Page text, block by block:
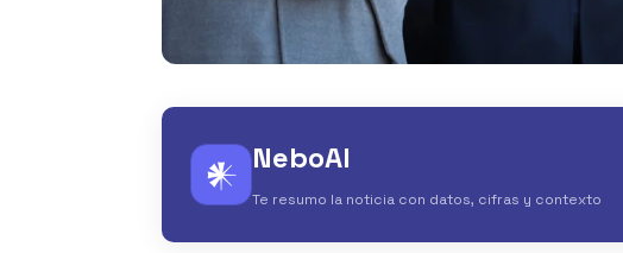
𒀭 NeboAI
Te resumo la noticia con datos, cifras y contexto